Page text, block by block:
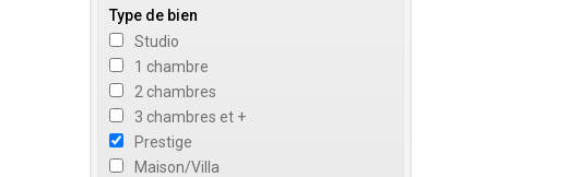
Type de bien
Studio
1 chambre
2 chambres
3 chambres et +
Prestige
Maison/Villa